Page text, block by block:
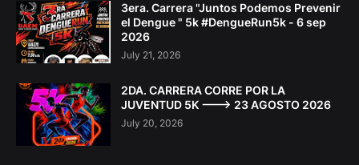
3era. Carrera "Juntos Podemos Prevenir
el Dengue " 5k #DengueRun5k - 6 sep
2026
July 21, 2026
2DA. CARRERA CORRE POR LA
JUVENTUD 5K ---> 23 AGOSTO 2026
July 20, 2026